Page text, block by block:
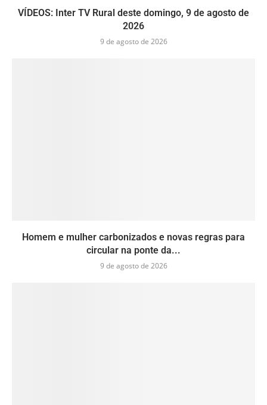
VÍDEOS: Inter TV Rural deste domingo, 9 de agosto de
2026
9 de agosto de 2026
Homem e mulher carbonizados e novas regras para
circular na ponte da...
9 de agosto de 2026